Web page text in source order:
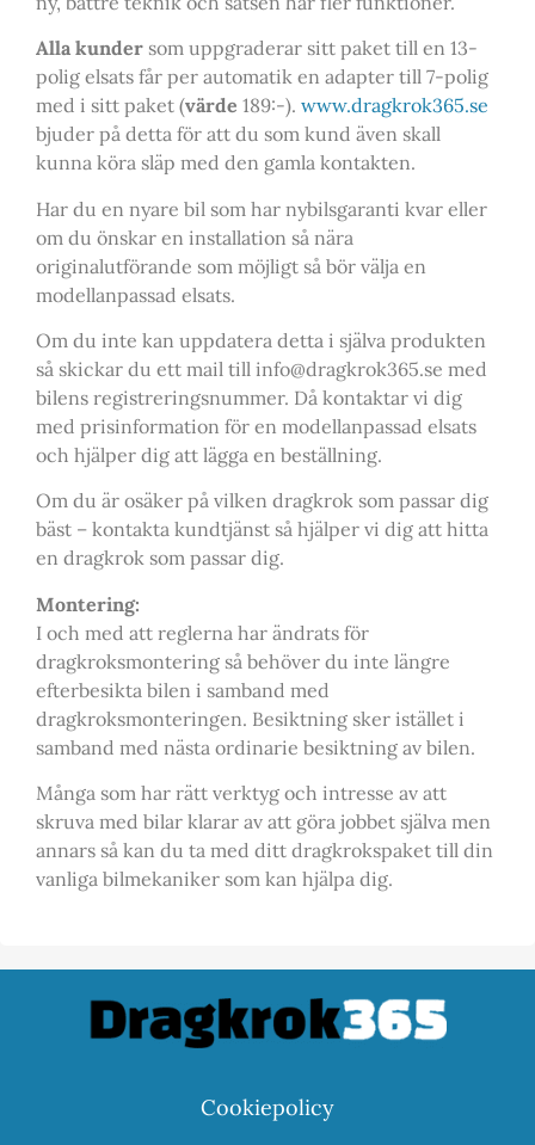
Alla kunder som uppgraderar sitt paket till en 13-
polig elsats får per automatik en adapter till 7-polig
med i sitt paket (värde 189:-). www.dragkrok365.se
bjuder på detta för att du som kund även skall
kunna köra släp med den gamla kontakten.
Har du en nyare bil som har nybilsgaranti kvar eller
om du önskar en installation så nära
originalutförande som möjligt så bör välja en
modellanpassad elsats.
Om du inte kan uppdatera detta i själva produkten
så skickar du ett mail till info@dragkrok365.se med
bilens registreringsnummer. Då kontaktar vi dig
med prisinformation för en modellanpassad elsats
och hjälper dig att lägga en beställning.
Om du är osäker på vilken dragkrok som passar dig
bäst – kontakta kundtjänst så hjälper vi dig att hitta
en dragkrok som passar dig.
Montering:
I och med att reglerna har ändrats för
dragkroksmontering så behöver du inte längre
efterbesikta bilen i samband med
dragkroksmonteringen. Besiktning sker istället i
samband med nästa ordinarie besiktning av bilen.
Många som har rätt verktyg och intresse av att
skruva med bilar klarar av att göra jobbet själva men
annars så kan du ta med ditt dragkrokspaket till din
vanliga bilmekaniker som kan hjälpa dig.
Cookiepolicy